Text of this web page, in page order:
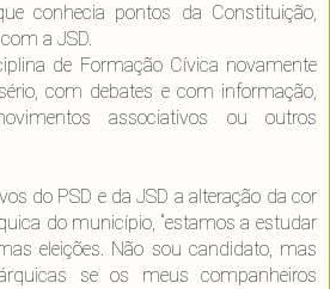
conhecia pontos da Constituição,
a JSD.
de Formação Cívica novamente
com debates e com informação,
associativos ou outros
do PSD e da JSD a alteração da cor
do município, “estamos a estudar
eleições. Não sou candidato, mas
se os meus companheiros